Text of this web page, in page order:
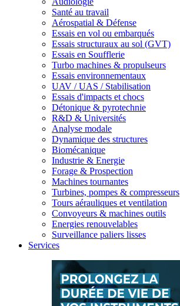
Santé au travail
Aérospatial & Défense
Essais en vol ou embarqués
Essais structuraux au sol (GVT)
Essais en Soufflerie
Turbo machines & propulseurs
Essais environnementaux
UAV / UAS / Stabilisation
Essais d'impacts et chocs
Détonique & pyrotechnie
R&D & Universités
Analyse modale
Dynamique des structures
Biomécanique
Industrie & Energie
Forage & Prospection
Machines tournantes
Turbines, pompes & compresseurs
Tours aérauliques et ventilation
Convoyeurs & machines outils
Energies renouvelables
Surveillance paliers lisses
Services